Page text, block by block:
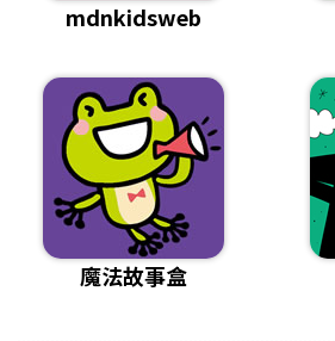
mdnkidsweb
魔法故事盒